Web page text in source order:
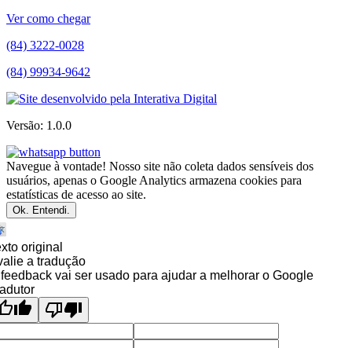
Ver como chegar
(84) 3222-0028
(84) 99934-9642
Versão: 1.0.0
Navegue à vontade! Nosso site não coleta dados sensíveis dos
usuários, apenas o Google Analytics armazena cookies para
estatísticas de acesso ao site.
Ok. Entendi.
original
a tradução
vai ser usado para ajudar a melhorar o Google